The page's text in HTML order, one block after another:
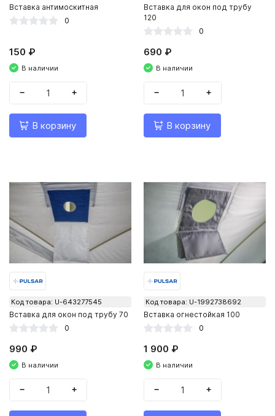
Вставка антимоскитная
0
150 ₽
В наличии
− +
В корзину
Вставка для окон под трубу
120
0
690 ₽
В наличии
− +
В корзину
Код товара: U-643277545
Вставка для окон под трубу 70
0
990 ₽
В наличии
− +
Код товара: U-1992738692
Вставка огнестойкая 100
0
1 900 ₽
В наличии
− +